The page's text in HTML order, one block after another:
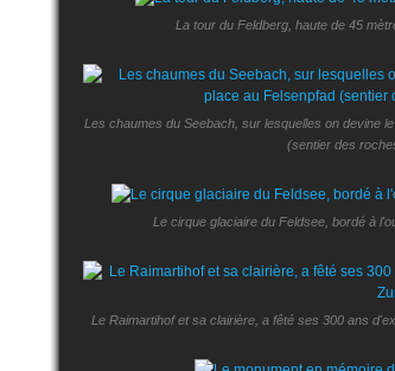
La tour du Feldberg, haute de 45
Les chaumes du Seebach, sur lesquelles on devine
(sentier des
Le cirque glaciaire du Feldsee, bordé à
Le Raimartihof et sa clairière, a fêté ses 300 ans